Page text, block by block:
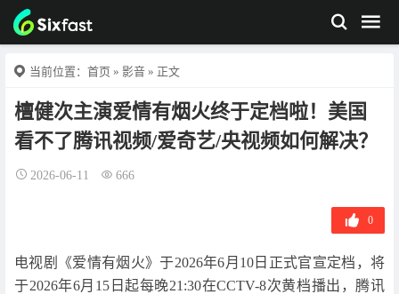
当前位置： 首页 » 影音 » 正文
檀健次主演爱情有烟火终于定档啦！美国
看不了腾讯视频/爱奇艺/央视频如何解决？
2026-06-11 666
0
电视剧《爱情有烟火》于2026年6月10日正式官宣定档，将
于2026年6月15日起每晚21:30在CCTV-8次黄档播出，腾讯